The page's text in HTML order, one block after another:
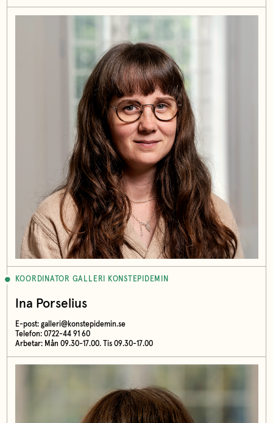
KOORDINATOR GALLERI KONSTEPIDEMIN
Ina Porselius
E-post: galleri@konstepidemin.se
Telefon: 0722-44 91 60
Arbetar: Mån 09.30-17.00. Tis 09.30-17.00